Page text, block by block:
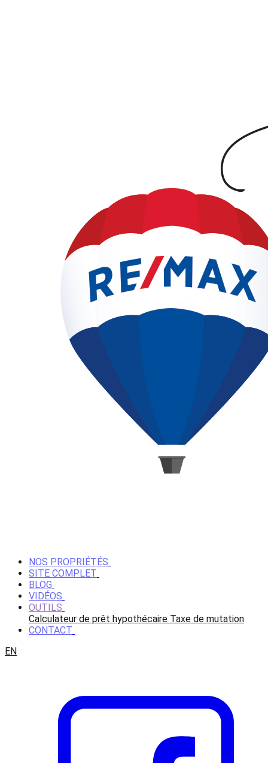
NOS PROPRIÉTÉS
SITE COMPLET
BLOG
VIDÉOS
OUTILS
Calculateur de prêt hypothécaire Taxe de mutation
CONTACT
EN